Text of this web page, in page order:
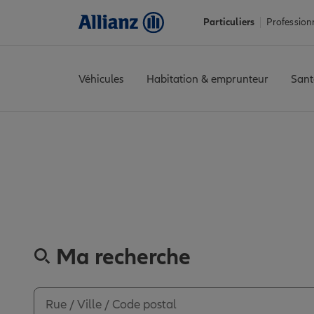
Particuliers
Véhicules Habitation & emprunteur
Ma recherche